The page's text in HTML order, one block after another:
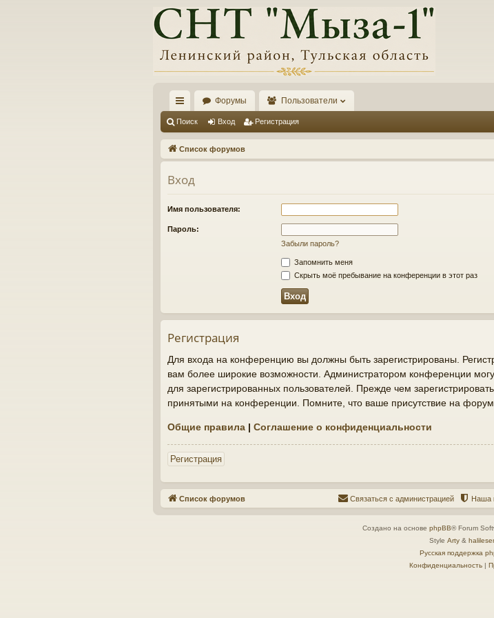
с
ы
лк
и
Форумы Пользователи
Поиск Вход Регистрация
Список форумов
Вход
Имя пользователя:
Пароль:
Забыли пароль?
Запомнить меня
Скрыть моё пребывание на конференции в этот раз
Регистрация
Для входа на конференцию вы должны быть зарегистрированы.
вам более широкие возможности. Администратором конференции
для зарегистрированных пользователей. Прежде чем
принятыми на конференции. Помните, что ваше присутствие на
Общие правила | Соглашение о конфиденциальности
Регистрация
Список форумов Наша
Связаться с администрацией
Создано на основе phpBB® Forum
Style Arty &
Русская поддержка
Конфиденциальность|